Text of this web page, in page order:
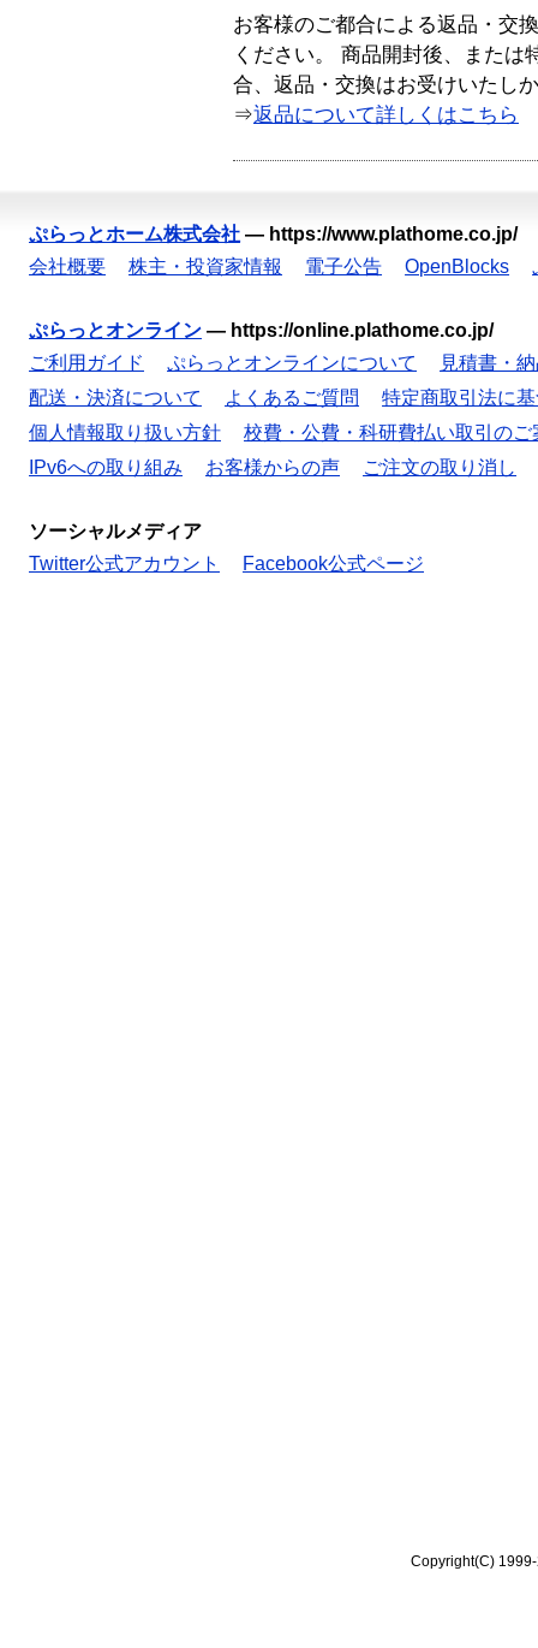
お客様のご都合による返品・交
ください。 商品開封後、または
合、返品・交換はお受けいたし
⇒返品について詳しくはこちら
ぷらっとホーム株式会社 — https://www.plathome.co.jp/
会社概要
株主・投資家情報 電子公告 OpenBlocks
ぷらっとオンライン — https://online.plathome.co.jp/
ご利用ガイド
ぷらっとオンラインについて
見積書・
配送・決済について
よくあるご質問
特定商取引法に
個人情報取り扱い方針
校費・公費・科研費払い取引のご
IPv6への取り組み
お客様からの声 ご注文の取り消し
ソーシャルメディア
Twitter公式アカウント
Facebook公式ページ
Copyright(C)